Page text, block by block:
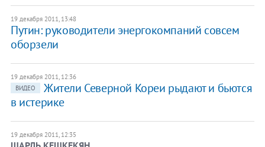
19 декабря 2011, 13:48
​Путин: руководители энергокомпаний совсем
оборзели
19 декабря 2011, 12:36
ВИДЕО
Жители Северной Кореи рыдают и бьются
в истерике
19 декабря 2011, 12:35